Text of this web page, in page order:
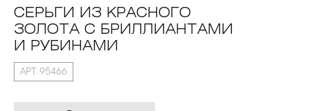
СЕРЬГИ ИЗ КРАСНОГО
ЗОЛОТА С БРИЛЛИАНТАМИ
И РУБИНАМИ
АРТ. 95466